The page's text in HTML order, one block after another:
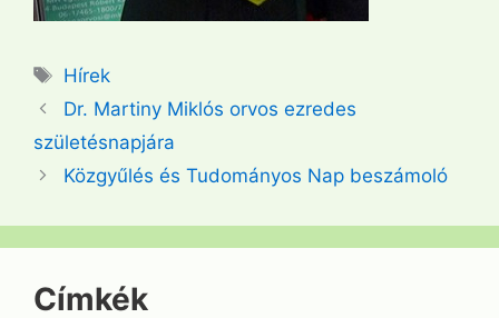
Címkék
Hírek
Dr. Martiny Miklós orvos ezredes
születésnapjára
Közgyűlés és Tudományos Nap beszámoló
Címkék